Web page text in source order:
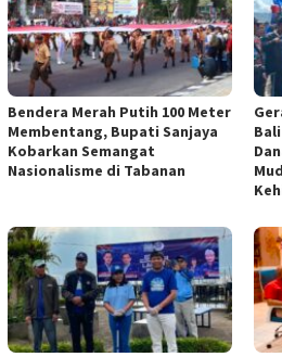
Bendera Merah Putih 100 Meter
Membentang, Bupati Sanjaya
Kobarkan Semangat
Nasionalisme di Tabanan